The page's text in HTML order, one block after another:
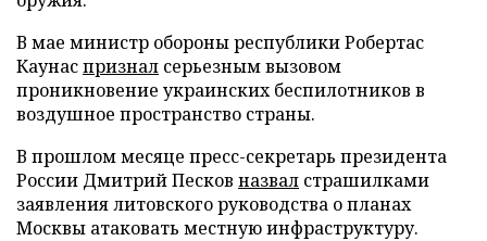
В мае министр обороны республики Робертас
Каунаспризнал серьезным вызовом
проникновение украинских беспилотников в
воздушное пространство страны.
В прошлом месяце пресс-секретарь президента
России Дмитрий Песков назвал страшилками
заявления литовского руководства о планах
Москвы атаковать местную инфраструктуру.